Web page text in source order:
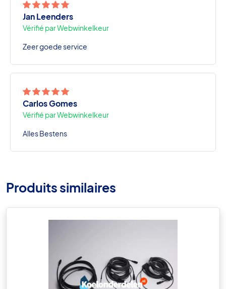
Jan Leenders
Vérifié par Webwinkelkeur
Zeer goede service
Carlos Gomes
Vérifié par Webwinkelkeur
Alles Bestens
Produits similaires